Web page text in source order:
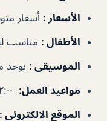
الأسعار : أسعار
الأطفال : مناسب
الموسيقى : يوجد
مواعيد العمل:
الموقع الالكتروني :